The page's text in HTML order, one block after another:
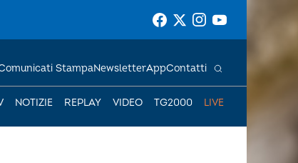
NOTIZIE REPLAY VIDEO TG2000 LIVE
StampaNewsletterAppContatti